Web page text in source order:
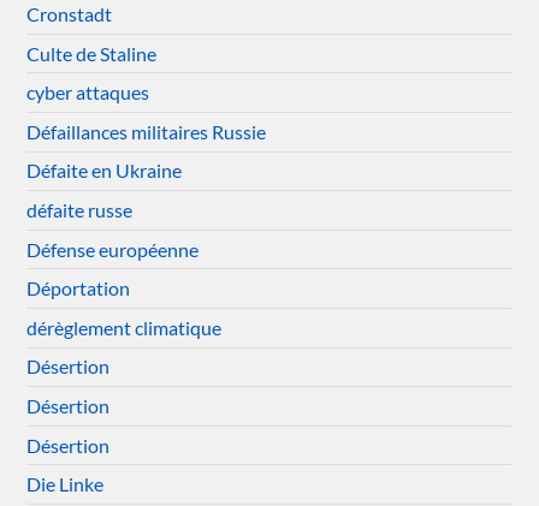
Cronstadt
Culte de Staline
cyber attaques
Défaillances militaires Russie
Défaite en Ukraine
défaite russe
Défense européenne
Déportation
dérèglement climatique
Désertion
Désertion
Désertion
Die Linke